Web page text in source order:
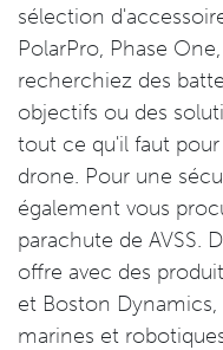
sélection
PolarPro, Phase
recherchiez des
objectifs ou des
tout ce qu'il faut
drone. Pour une
également vous
parachute de AVSS.
offre avec des
et Boston
marines et